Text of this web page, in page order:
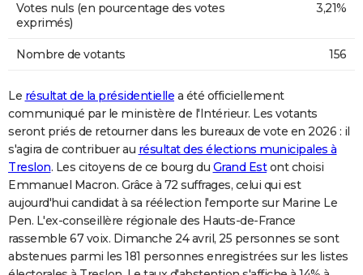
Votes nuls (en pourcentage des votes
exprimés)
3,21%
Nombre de votants 156
Le résultat de la présidentielle a été officiellement
communiqué par le ministère de l'Intérieur. Les votants
seront priés de retourner dans les bureaux de vote en 2026 : il
s'agira de contribuer au résultat des élections municipales à
Treslon. Les citoyens de ce bourg du Grand Estont choisi
Emmanuel Macron. Grâce à 72 suffrages, celui qui est
aujourd'hui candidat à sa réélection l'emporte sur Marine Le
Pen. L'ex-conseillère régionale des Hauts-de-France
rassemble 67 voix. Dimanche 24 avril, 25 personnes se sont
abstenues parmi les 181 personnes enregistrées sur les listes